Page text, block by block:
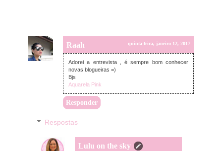
Raah quinta-feira, janeiro 12, 2017
Adorei a entrevista , é sempre bom conhecer
novas blogueiras =)
Bjs
Aquarela Pink
Responder
Respostas
Lulu on the sky